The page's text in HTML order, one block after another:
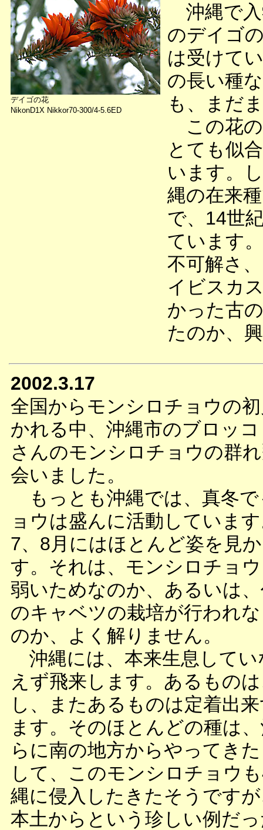
デイゴの花
NikonD1X Nikkor70-300/4-5.6ED
沖縄で入
のデイゴ
は受けて
の長い種
も、まだ
この花の
とても似
います。
縄の在来
で、14世
ています
不可解さ
イビスカ
かった古
たのか、
2002.3.17
全国からモンシロチョウの
かれる中、沖縄市のブロッ
さんのモンシロチョウの群
会いました。
もっとも沖縄では、真冬
ョウは盛んに活動していま
7、8月にはほとんど姿を見
す。それは、モンシロチョ
弱いためなのか、あるいは
のキャベツの栽培が行われ
のか、よく解りません。
沖縄には、本来生息してい
えず飛来します。あるもの
し、またあるものは定着出
ます。そのほとんどの種は
らに南の地方からやってき
して、このモンシロチョウ
縄に侵入したきたそうです
本土からという珍しい例だ